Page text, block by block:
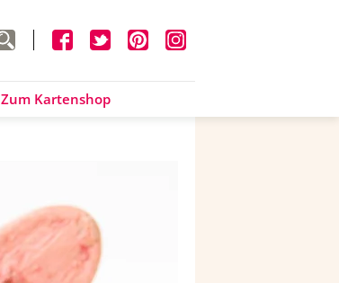
Zum Kartenshop